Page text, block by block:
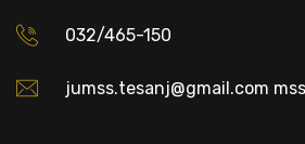
032/465-150
jumss.tesanj@gmail.com